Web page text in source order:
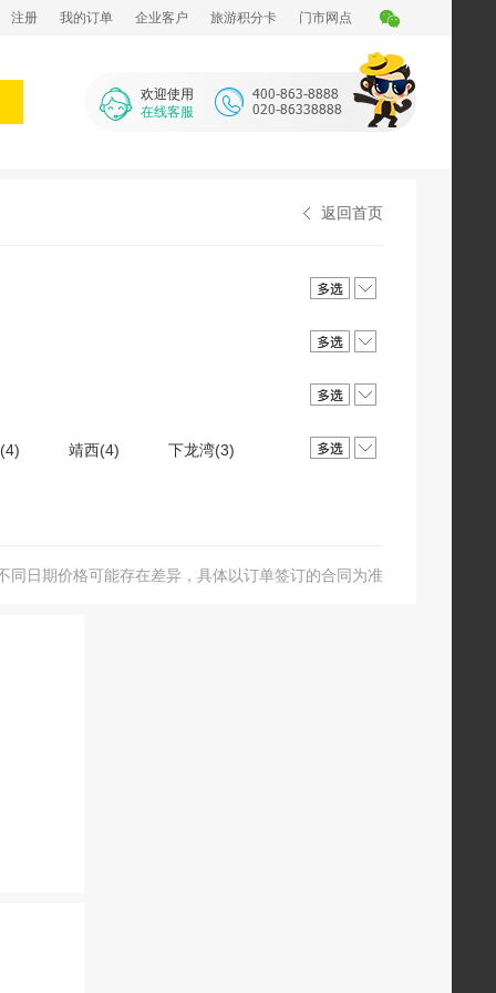
注册 我的订单 企业客户 旅游积分卡 门市网点
欢迎使用
在线客服
返回首页
靖西(4) 下龙湾(3)
县(1) 钦州(1)
同日期价格可能存在差异，具体以订单签订的合同为准